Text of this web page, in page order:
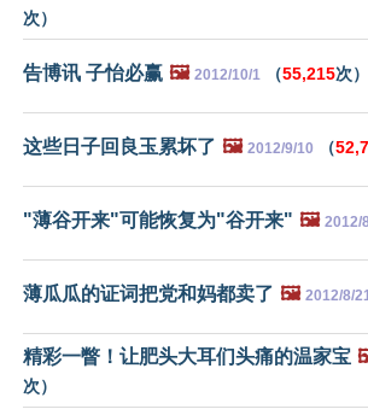
次）
告博讯 子怡必赢 🖼️ 2012/10/1 （55,215次）
这些日子回良玉累坏了 🖼️ 2012/9/10 （
"薄谷开来"可能恢复为"谷开来" 🖼️ 2012/
薄瓜瓜的证词把党和妈都卖了 🖼️ 2012/8/
精彩一瞥！让肥头大耳们头痛的温家宝
次）